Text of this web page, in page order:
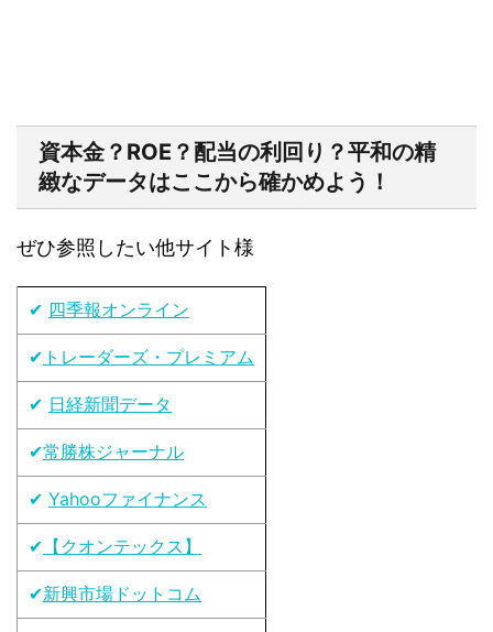
資本金？ROE？配当の利回り？平和の精
緻なデータはここから確かめよう！
ぜひ参照したい他サイト様
✔ 四季報オンライン
✔ トレーダーズ・プレミアム
✔ 日経新聞データ
✔常勝株ジャーナル
✔ Yahooファイナンス
✔ 【クオンテックス】
✔新興市場ドットコム